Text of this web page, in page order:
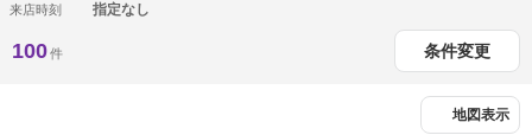
来店時刻 指定なし
100件 条件変更
地図表示